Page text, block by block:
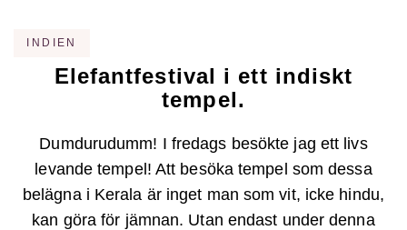
INDIEN
Elefantfestival i ett indiskt
tempel.
Dumdurudumm! I fredags besökte jag ett livs
levande tempel! Att besöka tempel som dessa
belägna i Kerala är inget man som vit, icke hindu,
kan göra för jämnan. Utan endast under denna